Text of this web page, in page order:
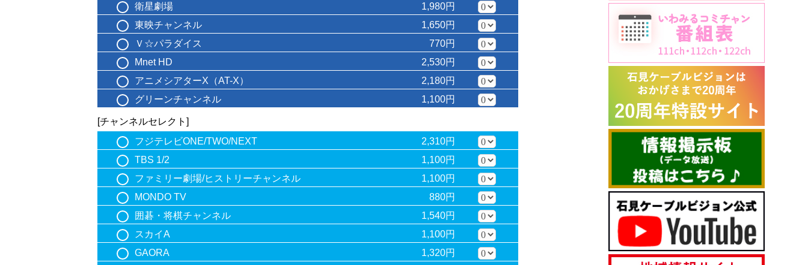
衛星劇場
1,980円
東映チャンネル
1,650円
Ｖ☆パラダイス
770円
Mnet HD
2,530円
アニメシアターX（AT-X）
2,180円
グリーンチャンネル
1,100円
[チャンネルセレクト]
フジテレビONE/TWO/NEXT
2,310円
TBS 1/2
1,100円
ファミリー劇場/ヒストリーチャンネル
1,100円
MONDO TV
880円
囲碁・将棋チャンネル
1,540円
スカイA
1,100円
GAORA
1,320円